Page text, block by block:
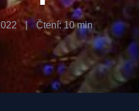
| Čtení: 10 min